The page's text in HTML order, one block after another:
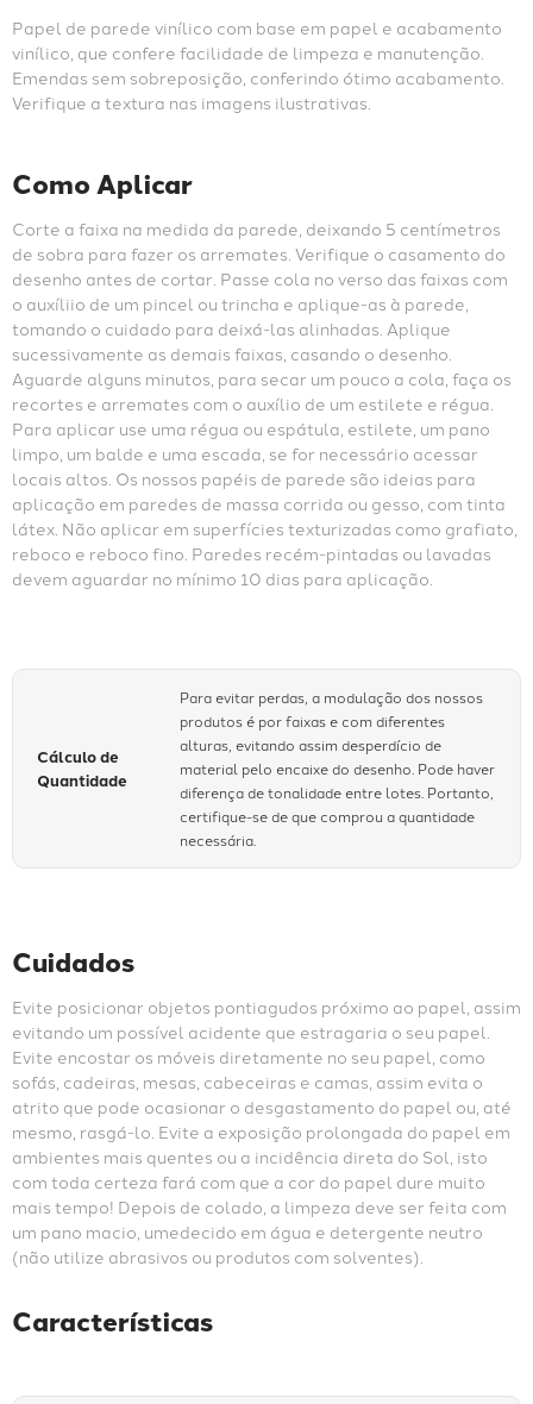
Papel de parede vinílico com base em papel e acabamento
vinílico, que confere facilidade de limpeza e manutenção.
Emendas sem sobreposição, conferindo ótimo acabamento.
Verifique a textura nas imagens ilustrativas.
Como Aplicar
Corte a faixa na medida da parede, deixando 5 centímetros
de sobra para fazer os arremates. Verifique o casamento do
desenho antes de cortar. Passe cola no verso das faixas com
o auxíliio de um pincel ou trincha e aplique-as à parede,
tomando o cuidado para deixá-las alinhadas. Aplique
sucessivamente as demais faixas, casando o desenho.
Aguarde alguns minutos, para secar um pouco a cola, faça os
recortes e arremates com o auxílio de um estilete e régua.
Para aplicar use uma régua ou espátula, estilete, um pano
limpo, um balde e uma escada, se for necessário acessar
locais altos. Os nossos papéis de parede são ideias para
aplicação em paredes de massa corrida ou gesso, com tinta
látex. Não aplicar em superfícies texturizadas como grafiato,
reboco e reboco fino. Paredes recém-pintadas ou lavadas
devem aguardar no mínimo 10 dias para aplicação.
Cálculo de
Quantidade
Para evitar perdas, a modulação dos nossos
produtos é por faixas e com diferentes
alturas, evitando assim desperdício de
material pelo encaixe do desenho. Pode haver
diferença de tonalidade entre lotes. Portanto,
certifique-se de que comprou a quantidade
necessária.
Cuidados
Evite posicionar objetos pontiagudos próximo ao papel, assim
evitando um possível acidente que estragaria o seu papel.
Evite encostar os móveis diretamente no seu papel, como
sofás, cadeiras, mesas, cabeceiras e camas, assim evita o
atrito que pode ocasionar o desgastamento do papel ou, até
mesmo, rasgá-lo. Evite a exposição prolongada do papel em
ambientes mais quentes ou a incidência direta do Sol, isto
com toda certeza fará com que a cor do papel dure muito
mais tempo! Depois de colado, a limpeza deve ser feita com
um pano macio, umedecido em água e detergente neutro
(não utilize abrasivos ou produtos com solventes).
Características